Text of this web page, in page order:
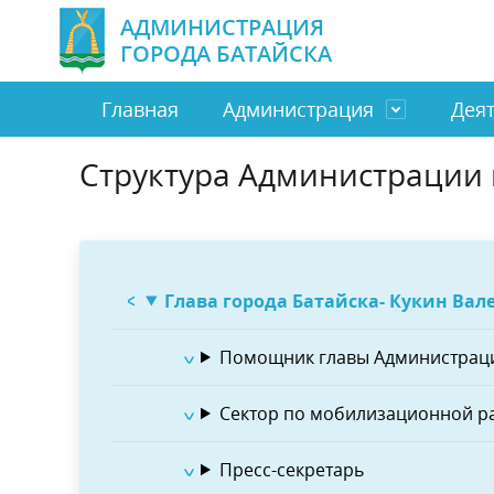
АДМИНИСТРАЦИЯ
ГОРОДА БАТАЙСКА
Главная Администрация
Глава города Батайска
МБУ
ТОС
Город
Бизнес
Оценка регулирующего воздействия
Направить обращение
Отдел
Бюджет и финансы
Муниципальная служба
Налоги
Структура Администрации
Глава города Батайска- Кукин
Помощник главы
Сектор по мобилизационной
Пресс-секретарь